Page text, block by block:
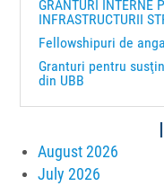
GRANTURI INTERNE
INFRASTRUCTURII
Fellowshipuri de
Granturi pentru
din UBB
August 2026
July 2026